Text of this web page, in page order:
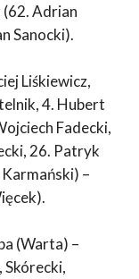
Adrian
Sanocki).
Liśkiewicz,
4. Hubert
Fadecki,
26. Patryk
–
(Warta) –
Skórecki,